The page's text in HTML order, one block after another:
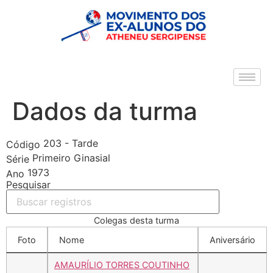
Dados da turma
Código 203 - Tarde
Série Primeiro Ginasial
Ano 1973
Pesquisar
Colegas desta turma
Foto
Nome Aniversário
AMAURÍLIO TORRES COUTINHO